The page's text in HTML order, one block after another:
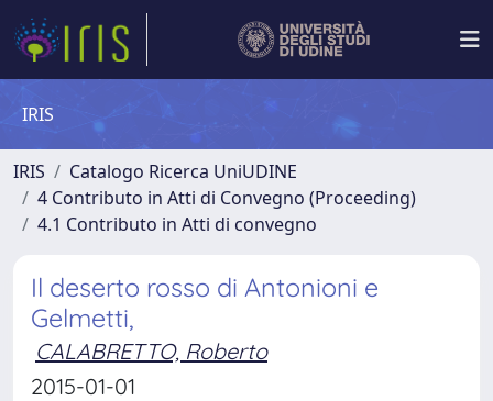
IRIS
IRIS
Catalogo Ricerca UniUDINE
4 Contributo in Atti di Convegno (Proceeding)
4.1 Contributo in Atti di convegno
Il deserto rosso di Antonioni e
Gelmetti,
CALABRETTO, Roberto
2015-01-01